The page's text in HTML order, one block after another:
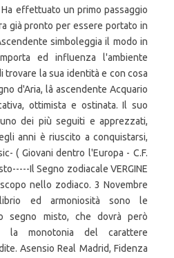
effettuato un primo passaggio
già pronto per essere portato in
simboleggia il modo in
ed influenza l'ambiente
trovare la sua identità e con cosa
d'Aria, lâ ascendente Acquario
ottimista e ostinata. Il suo
dei più seguiti e apprezzati,
anni è riuscito a conquistarsi,
( Giovani dentro l'Europa - C.F.
Il Segno zodiacale VERGINE
nello zodiaco. 3 Novembre
ed armoniosità sono le
segno misto, che dovrà però
la monotonia del carattere
Asensio Real Madrid, Fidenza